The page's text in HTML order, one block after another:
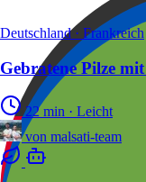
Deutschland · Frankreich
Gebratene Pilze
22 min · Leicht
von malsati-team